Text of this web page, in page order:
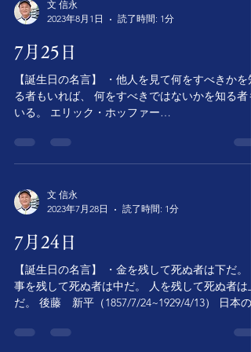
イギリス
の劇作家、ノーベル文学賞 【命日の名言】 運
なく、自分から進んで作っていくものである。
ウィリアム・ジェニッグ
ス・ブライアン（1860,3,19~1925,7,26）
アメリカの政治家、演説家 【今日の歴
史】 ・西アフリカのリベリア共和国独立を宣言
領、スエズ運河の国有化宣言（1956年） 【今日は
何の日】 ・日光の日 【今日の日記】
文 信永
2023年8月1日
読了時間: 1分
7月25日
【誕生日の名言】 ・他人を見て何をすべきかを知
る者もいれば、 何をすべきではないかを知る者も
いる。 エリック・ホッファー
の名言】 ・人生の幸せは、ささいなことの積み重
ねで出来ている。...
文 信永
2023年7月28日
読了時間: 1分
7月24日
【誕生日の名言】 ・金を残して死ぬ者は下だ。
事を残して死ぬ者は中だ。 人を残して死ぬ者は上
だ。 後藤 新平（1857/7/24~1929/4/13） 日本の
は、 日常のささいなことを愛さなければならな